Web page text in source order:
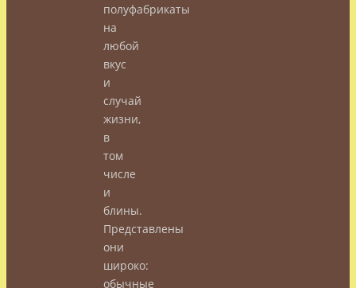
полуфабрикаты
на
любой
вкус
и
случай
жизни,
в
том
числе
и
блины.
Представлены
они
широко:
обычные